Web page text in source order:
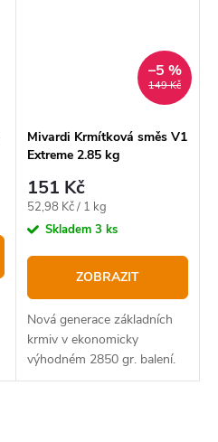
149 Kč
–5 %
Mivardi Krmítková směs V1
Extreme 2.85 kg
151 Kč
Měrná
cena:
52,98 Kč / 1 kg
Skladem 3 ks
ZOBRAZIT
Nová generace základních
krmiv v ekonomicky
výhodném 2850 gr. balení.